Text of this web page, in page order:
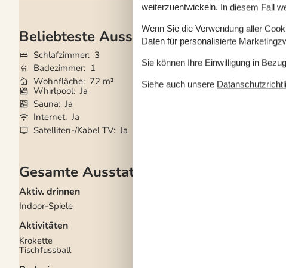
Beliebteste Ausstattungen
Schlafzimmer 3
Badezimmer 1
Wohnfläche 72 m²
Haustiere Nicht
Kurzurlaub möglich
Whirlpool Ja
Sauna Ja
Internet Ja
Satelliten-/Kabel TV Ja
Kaminofen Ja
Gesamte Ausstattung
Aktiv. drinnen
Indoor-Spiele
Aktivitäten
Krokette
Tischfussball
weiterzuentwickeln. In diesem Fall
Wenn Sie die Verwendung aller
Daten für personalisierte
Sie können Ihre Einwilligung in
Siehe auch unsere